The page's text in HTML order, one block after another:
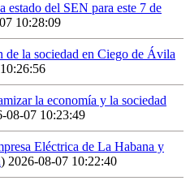
del SEN para este 7 de
10:28:09
la sociedad en Ciego de Ávila
la economía y la sociedad
08-07 10:23:49
Eléctrica de La Habana y
) 2026-08-07 10:22:40